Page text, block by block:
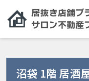
沼袋 1階 居酒